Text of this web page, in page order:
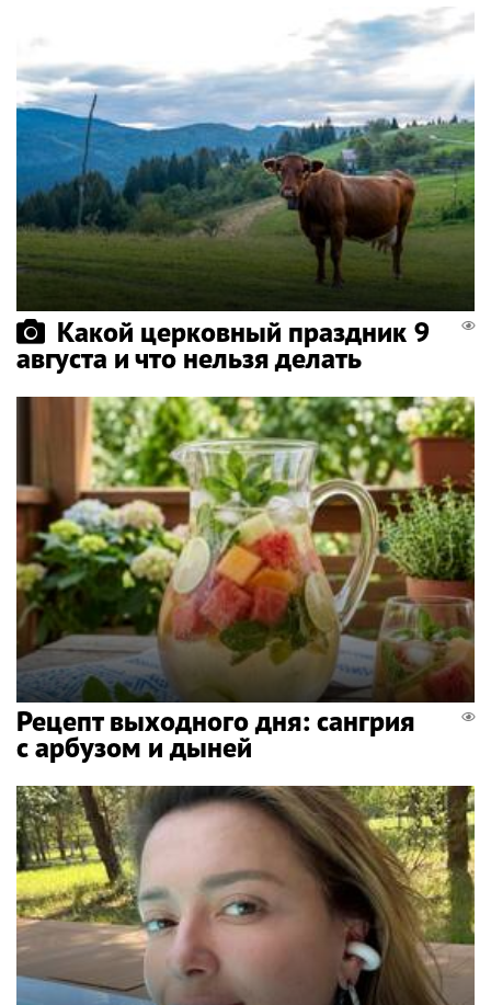
Какой церковный праздник 9
августа и что нельзя делать
Рецепт выходного дня: сангрия
с арбузом и дыней